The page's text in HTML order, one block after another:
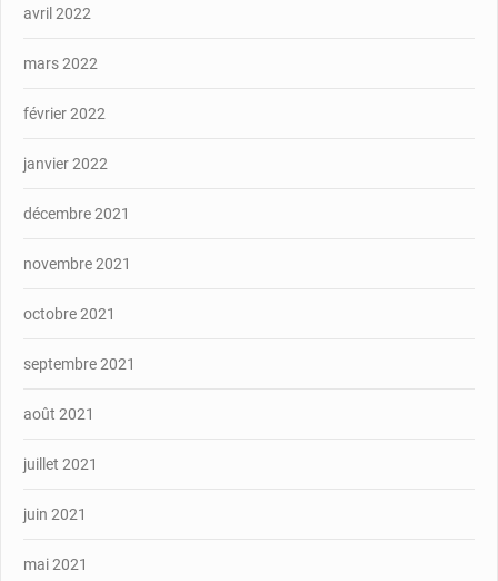
avril 2022
mars 2022
février 2022
janvier 2022
décembre 2021
novembre 2021
octobre 2021
septembre 2021
août 2021
juillet 2021
juin 2021
mai 2021